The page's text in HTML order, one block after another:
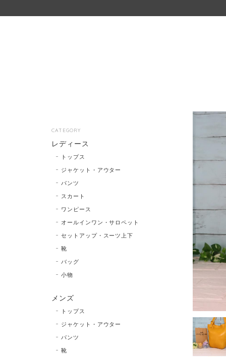
CATEGORY
レディース
トップス
ジャケット・アウター
パンツ
スカート
ワンピース
オールインワン・サロペット
セットアップ・スーツ上下
靴
バッグ
小物
メンズ
トップス
ジャケット・アウター
パンツ
靴